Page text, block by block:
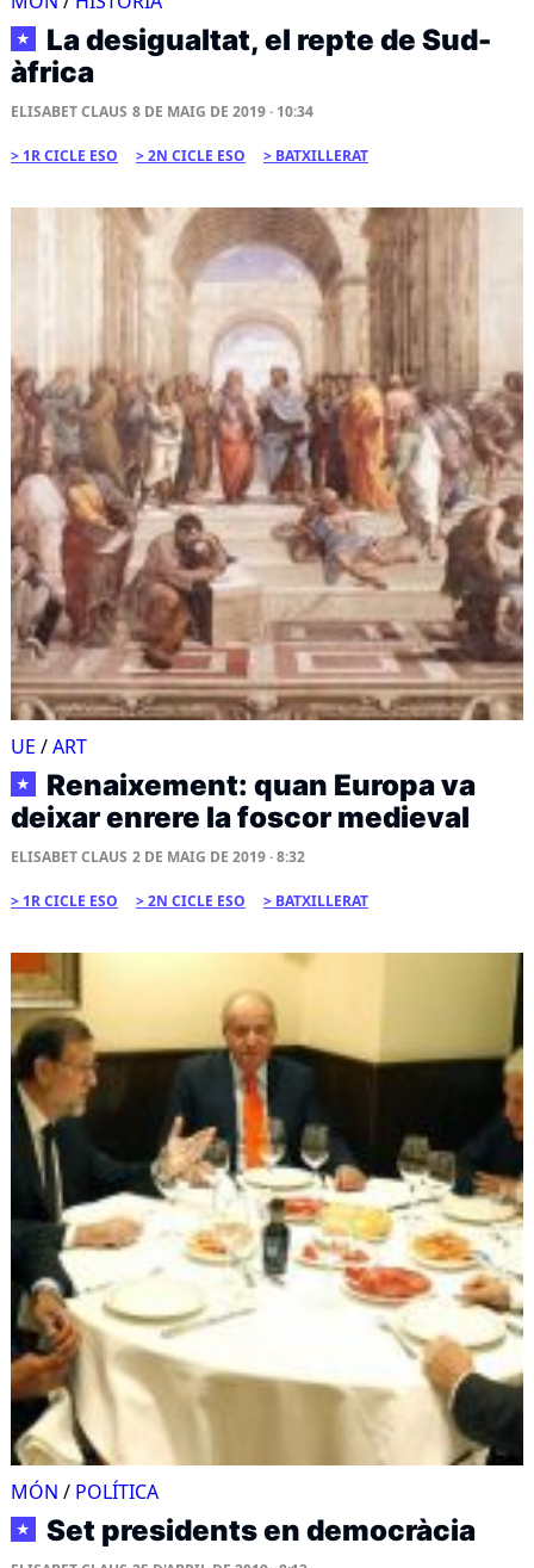
★
La desigualtat, el repte de Sud-
àfrica
ELISABET CLAUS 8 DE MAIG DE 2019 · 10:34
1R CICLE ESO 2N CICLE ESO BATXILLERAT
UE /ART
★
Renaixement: quan Europa va
deixar enrere la foscor medieval
ELISABET CLAUS 2 DE MAIG DE 2019 · 8:32
1R CICLE ESO 2N CICLE ESO BATXILLERAT
MÓN / POLÍTICA
★ Set presidents en democràcia